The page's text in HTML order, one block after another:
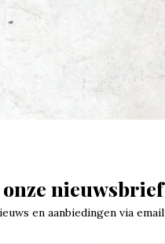
nieuwsbrief
en aanbiedingen via email